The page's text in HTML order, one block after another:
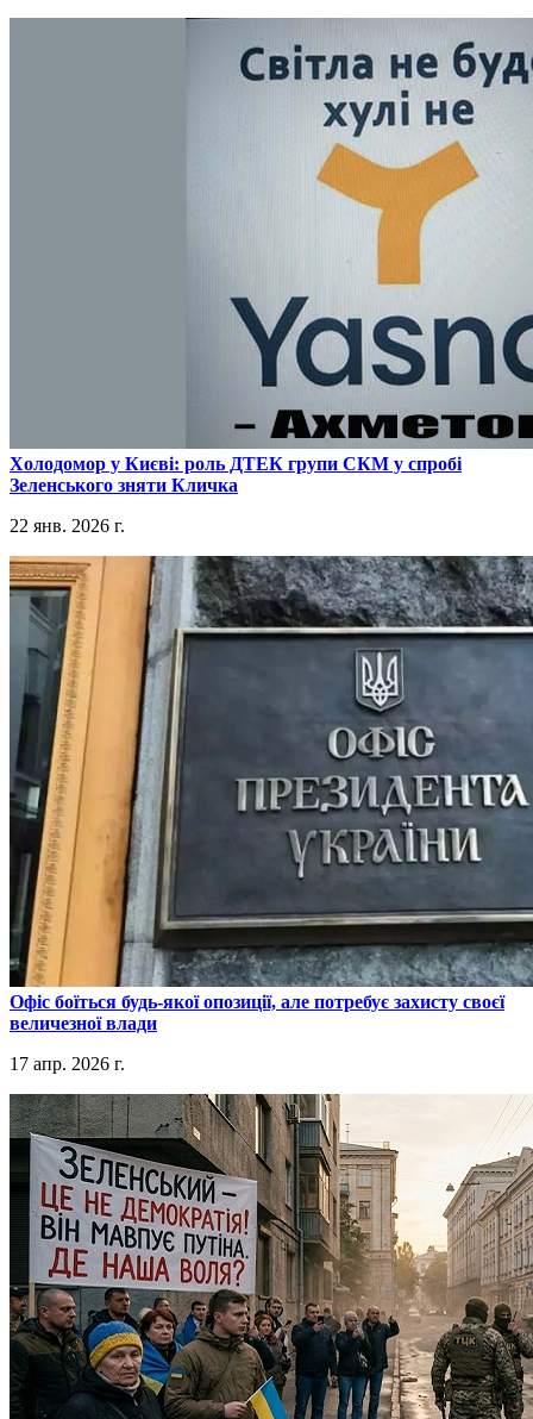
​Холодомор у Києві: роль ДТЕК групи СКМ у спробі
Зеленського зняти Кличка
22 янв. 2026 г.
​Офіс боїться будь-якої опозиції, але потребує захисту своєї
величезної влади
17 апр. 2026 г.